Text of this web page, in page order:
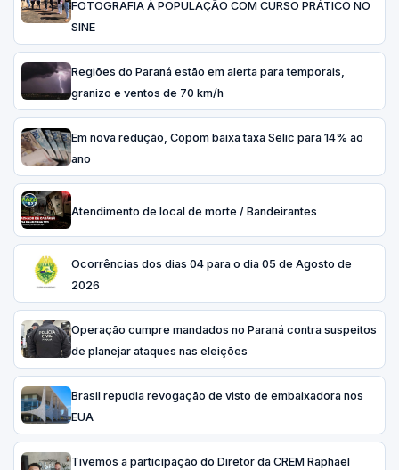
FOTOGRAFIA À POPULAÇÃO COM CURSO PRÁTICO NO
SINE
Regiões do Paraná estão em alerta para temporais,
granizo e ventos de 70 km/h
Em nova redução, Copom baixa taxa Selic para 14% ao
ano
Atendimento de local de morte / Bandeirantes
Ocorrências dos dias 04 para o dia 05 de Agosto de
2026
Operação cumpre mandados no Paraná contra suspeitos
de planejar ataques nas eleições
Brasil repudia revogação de visto de embaixadora nos
EUA
Tivemos a participação do Diretor da CREM Raphael